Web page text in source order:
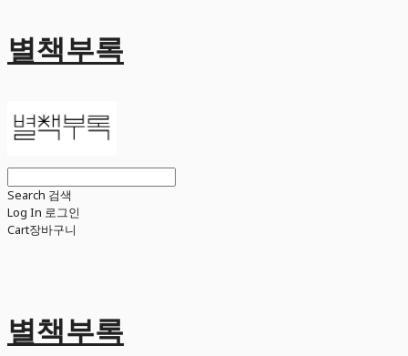
별책부록
Search 검색
Log In 로그인
Cart장바구니
별책부록